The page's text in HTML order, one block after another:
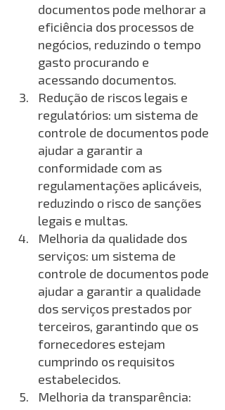
documentos pode melhorar a
eficiência dos processos de
negócios, reduzindo o tempo
gasto procurando e
acessando documentos.
Redução de riscos legais e
regulatórios: um sistema de
controle de documentos pode
ajudar a garantir a
conformidade com as
regulamentações aplicáveis,
reduzindo o risco de sanções
legais e multas.
Melhoria da qualidade dos
serviços: um sistema de
controle de documentos pode
ajudar a garantir a qualidade
dos serviços prestados por
terceiros, garantindo que os
fornecedores estejam
cumprindo os requisitos
estabelecidos.
Melhoria da transparência: